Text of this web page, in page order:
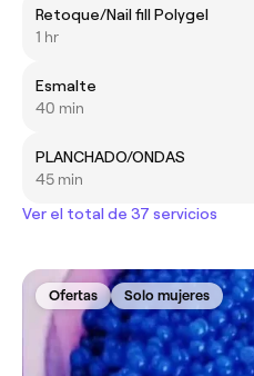
Retoque/Nail fill Polygel
1 hr
Esmalte
40 min
PLANCHADO/ONDAS
45 min
Ver el total de 37 servicios
Ofertas Solo mujeres